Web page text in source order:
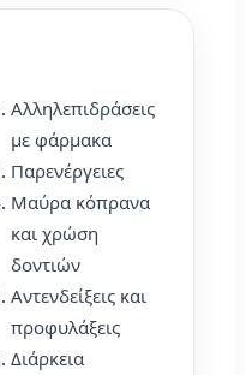
Αλληλεπιδράσεις
με φάρμακα
Παρενέργειες
Μαύρα κόπρανα
και χρώση
δοντιών
Αντενδείξεις και
προφυλάξεις
Διάρκεια